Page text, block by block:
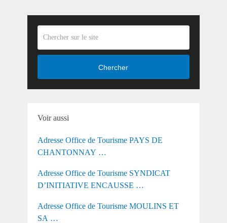
Chercher
Voir aussi
Adresse Office de Tourisme PAYS DE
CHANTONNAY …
Adresse Office de Tourisme SYNDICAT
D’INITIATIVE ENCAUSSE …
Adresse Office de Tourisme MOULINS ET
SA …